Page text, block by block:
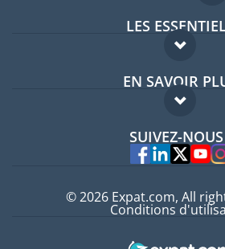
LES
Forum expatriés
Guides pays
EN SAVOIR
FAQ
Experts
SUIVEZ-
© 2026 Expat.com, All
Conditions